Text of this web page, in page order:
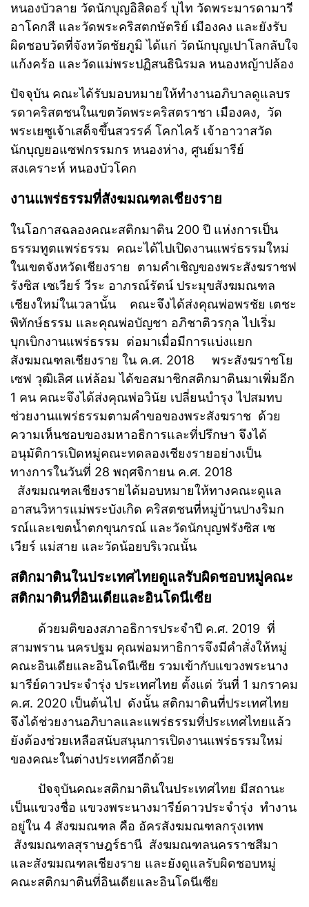
หนองบัวลาย วัดนักบุญอิสิดอร์ บุไท วัดพระมารดามารี
อาโคกสี และวัดพระคริสตกษัตริย์ เมืองคง และยังรับ
ผิดชอบวัดที่จังหวัดชัยภูมิ ได้แก่ วัดนักบุญเปาโลกลับใจ
แก้งคร้อ และวัดแม่พระปฏิสนธินิรมล หนองหญ้าปล้อง
ปัจจุบัน คณะได้รับมอบหมายให้ทำงานอภิบาลดูแลบร
รดาคริสตชนในเขตวัดพระคริสตราชา เมืองคง, วัด
พระเยซูเจ้าเสด็จขึ้นสวรรค์ โคกไคร้ เจ้าอาวาสวัด
นักบุญยอแซฟกรรมกร หนองห่าง, ศูนย์มารีย์
สงเคราะห์ หนองบัวโคก
งานแพร่ธรรมที่สังฆมณฑลเชียงราย
ในโอกาสฉลองคณะสติกมาติน 200 ปี แห่งการเป็น
ธรรมทูตแพร่ธรรม คณะได้ไปเปิดงานแพร่ธรรมใหม่
ในเขตจังหวัดเชียงราย ตามคำเชิญของพระสังฆราชฟ
รังซิส เซเวียร์ วีระ อาภรณ์รัตน์ ประมุขสังฆมณฑล
เชียงใหม่ในเวลานั้น คณะจึงได้ส่งคุณพ่อพรชัย เตชะ
พิทักษ์ธรรม และคุณพ่อบัญชา อภิชาติวรกุล ไปเริ่ม
บุกเบิกงานแพร่ธรรม ต่อมาเมื่อมีการแบ่งแยก
สังฆมณฑลเชียงราย ใน ค.ศ. 2018 พระสังฆราชโย
เซฟ วุฒิเลิศ แห่ล้อม ได้ขอสมาชิกสติกมาตินมาเพิ่มอีก
1 คน คณะจึงได้ส่งคุณพ่อวินัย เปลี่ยนบำรุง ไปสมทบ
ช่วยงานแพร่ธรรมตามคำขอของพระสังฆราช ด้วย
ความเห็นชอบของมหาอธิการและที่ปรึกษา จึงได้
อนุมัติการเปิดหมู่คณะทดลองเชียงรายอย่างเป็น
ทางการในวันที่ 28 พฤศจิกายน ค.ศ. 2018
สังฆมณฑลเชียงรายได้มอบหมายให้ทางคณะดูแล
อาสนวิหารแม่พระบังเกิด คริสตชนที่หมู่บ้านปางริมก
รณ์และเขตน้ำตกขุนกรณ์ และวัดนักบุญฟรังซิส เซ
เวียร์ แม่สาย และวัดน้อยบริเวณนั้น
สติกมาตินในประเทศไทยดูแลรับผิดชอบหมู่คณะ
สติกมาตินที่อินเดียและอินโดนีเซีย
ด้วยมติของสภาอธิการประจำปี ค.ศ. 2019 ที่
สามพราน นครปฐม คุณพ่อมหาธิการจึงมีคำสั่งให้หมู่
คณะอินเดียและอินโดนีเซีย รวมเข้ากับแขวงพระนาง
มารีย์ดาวประจำรุ่ง ประเทศไทย ตั้งแต่ วันที่ 1 มกราคม
ค.ศ. 2020 เป็นต้นไป ดังนั้น สติกมาตินที่ประเทศไทย
จึงได้ช่วยงานอภิบาลและแพร่ธรรมที่ประเทศไทยแล้ว
ยังต้องช่วยเหลือสนับสนุนการเปิดงานแพร่ธรรมใหม่
ของคณะในต่างประเทศอีกด้วย
ปัจจุบันคณะสติกมาตินในประเทศไทย มีสถานะ
เป็นแขวงชื่อ แขวงพระนางมารีย์ดาวประจำรุ่ง ทำงาน
อยู่ใน 4 สังฆมณฑล คือ อัครสังฆมณฑลกรุงเทพ
สังฆมณฑลสุราษฎร์ธานี สังฆมณฑลนครราชสีมา
และสังฆมณฑลเชียงราย และยังดูแลรับผิดชอบหมู่
คณะสติกมาตินที่อินเดียและอินโดนีเซีย